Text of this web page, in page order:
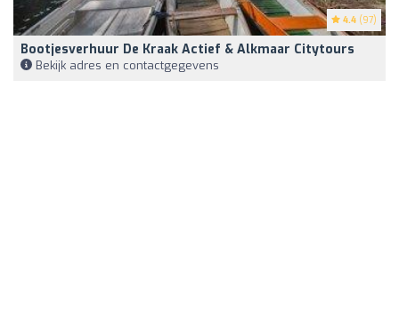
4.4 (97)
Bootjesverhuur De Kraak Actief & Alkmaar Citytours
Bekijk adres en contactgegevens